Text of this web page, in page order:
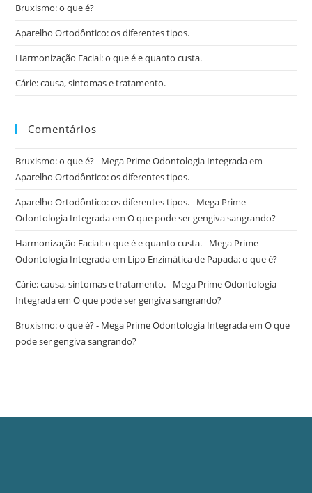
Bruxismo: o que é?
Aparelho Ortodôntico: os diferentes tipos.
Harmonização Facial: o que é e quanto custa.
Cárie: causa, sintomas e tratamento.
Comentários
Bruxismo: o que é? - Mega Prime Odontologia Integradaem
Aparelho Ortodôntico: os diferentes tipos.
Aparelho Ortodôntico: os diferentes tipos. - Mega Prime
Odontologia IntegradaemO que pode ser gengiva sangrando?
Harmonização Facial: o que é e quanto custa. - Mega Prime
Odontologia Integradaem Lipo Enzimática de Papada: o que é?
Cárie: causa, sintomas e tratamento. - Mega Prime Odontologia
IntegradaemO que pode ser gengiva sangrando?
Bruxismo: o que é? - Mega Prime Odontologia IntegradaemO que
pode ser gengiva sangrando?